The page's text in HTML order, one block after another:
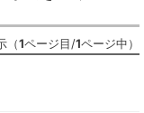
（1ページ目/1ページ中）